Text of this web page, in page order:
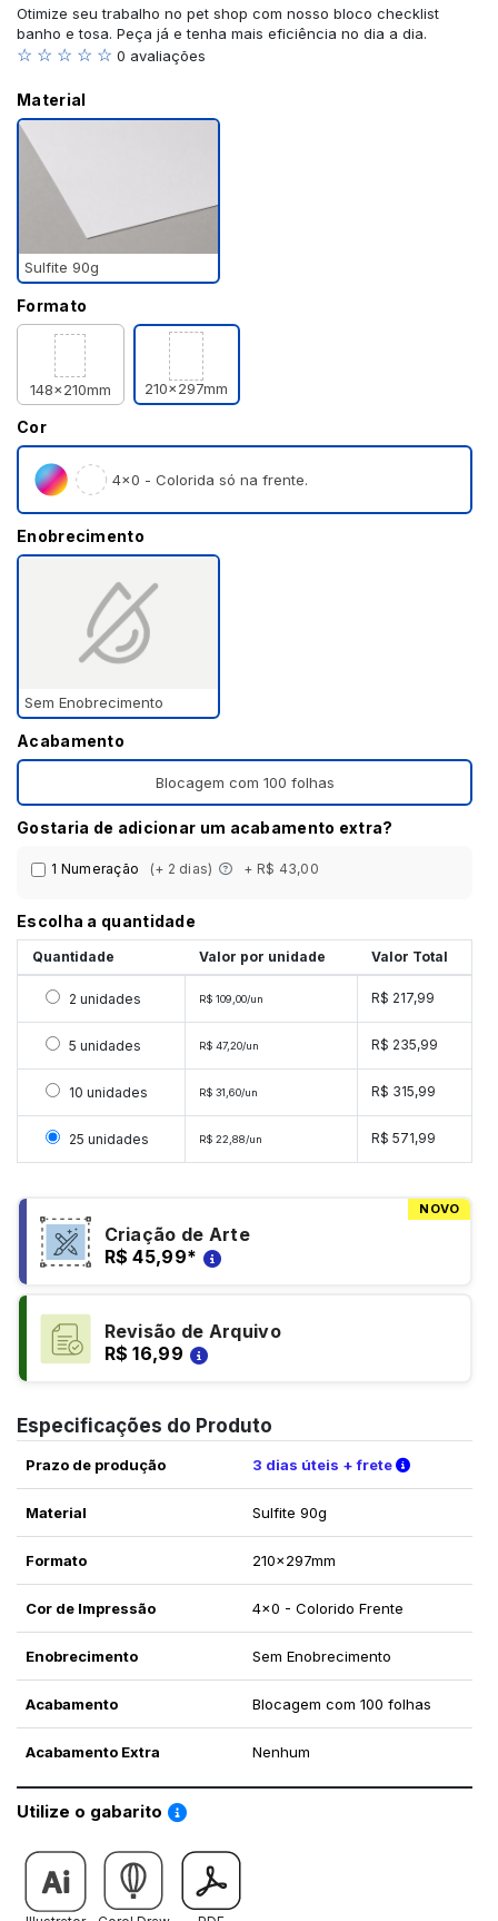
Otimize seu trabalho no pet shop com nosso bloco checklist
banho e tosa. Peça já e tenha mais eficiência no dia a dia.
☆ ☆ ☆ ☆ ☆ 0 avaliações
Material
Sulfite 90g
Formato
148x210mm 210x297mm
Cor
4×0 - Colorida só na frente.
Enobrecimento
Sem Enobrecimento
Acabamento
Blocagem com 100 folhas
Gostaria de adicionar um acabamento extra?
1 Numeração (+ 2 dias) + R$ 43,00
Escolha a quantidade
Quantidade Valor por unidade Valor Total
Selecionar 2 unidades
2 unidades R$ 109,00/un R$ 217,99
Selecionar 5 unidades
5 unidades R$ 47,20/un R$ 235,99
Selecionar 10 unidades
10 unidades R$ 31,60/un R$ 315,99
Selecionar 25 unidades
25 unidades R$ 22,88/un R$ 571,99
NOVO
Criação de Arte
R$ 45,99*
Revisão de Arquivo
R$ 16,99
Especificações do Produto
Prazo de produção 3 dias úteis + frete Verifique
Material Sulfite 90g
Formato 210x297mm
Cor de Impressão 4x0 - Colorido Frente
Enobrecimento Sem Enobrecimento
Acabamento Blocagem com 100 folhas
Acabamento Extra Nenhum
Utilize o gabarito Saiba como utilizar os nossos gabaritos